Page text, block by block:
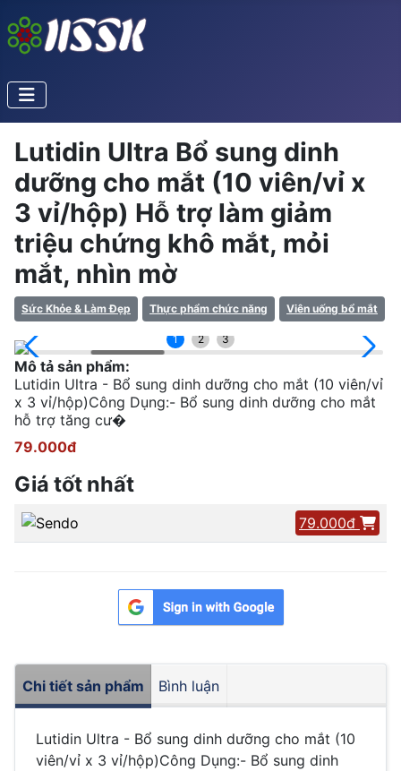
Lutidin Ultra Bổ sung dinh
dưỡng cho mắt (10 viên/vỉ x
3 vỉ/hộp) Hỗ trợ làm giảm
triệu chứng khô mắt, mỏi
mắt, nhìn mờ
Sức Khỏe & Làm Đẹp Thực phẩm chức năng Viên uống bổ mắt
1 2 3
Mô tả sản phẩm:
Lutidin Ultra - Bổ sung dinh dưỡng cho mắt (10 viên/vỉ
x 3 vỉ/hộp)Công Dụng:- Bổ sung dinh dưỡng cho mắt
hỗ trợ tăng cư�
79.000đ
Giá tốt nhất
79.000đ
Chi tiết sản phẩm Bình luận
Lutidin Ultra - Bổ sung dinh dưỡng cho mắt (10
viên/vỉ x 3 vỉ/hộp)Công Dụng:- Bổ sung dinh